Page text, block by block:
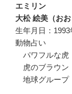
エミリン
大松 絵美（おお
生年月日：
動物占い
パワフルな虎
虎のブラウン
地球グループ